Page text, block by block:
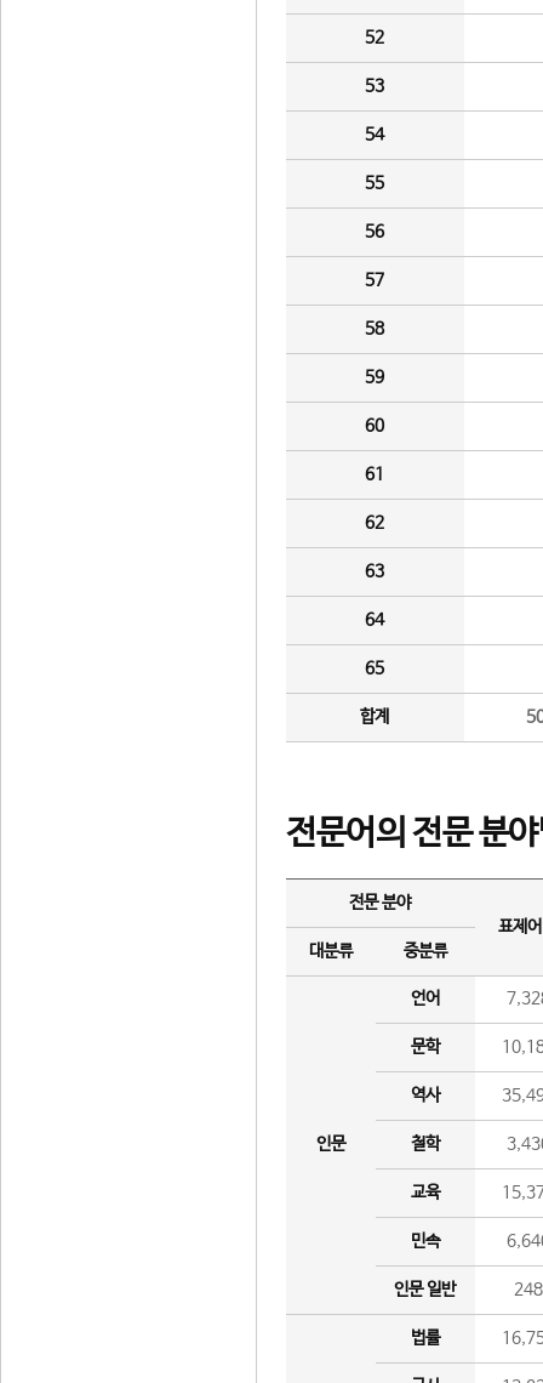
52
53
54
55
56
57
58
59
60
61
62
63
64
65
합계
전문어의 전문 분
전문 분야
표제
대분류
중분류
인문
언어
문학
역사
철학
교육
민속
인문 일반 248
법률